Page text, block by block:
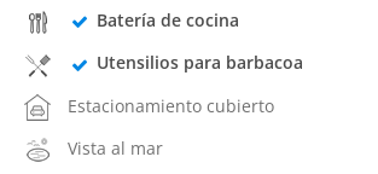
Batería de cocina
Utensilios para barbacoa
Estacionamiento cubierto
Vista al mar